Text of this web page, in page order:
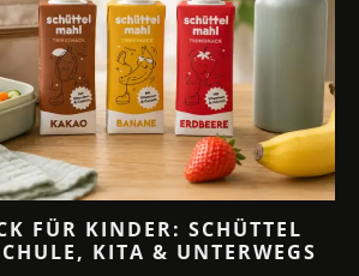
FÜR KINDER: SCHÜTTEL
KITA & UNTERWEGS